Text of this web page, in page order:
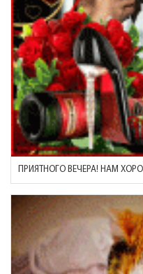
ПРИЯТНОГО ВЕЧЕРА! НАМ